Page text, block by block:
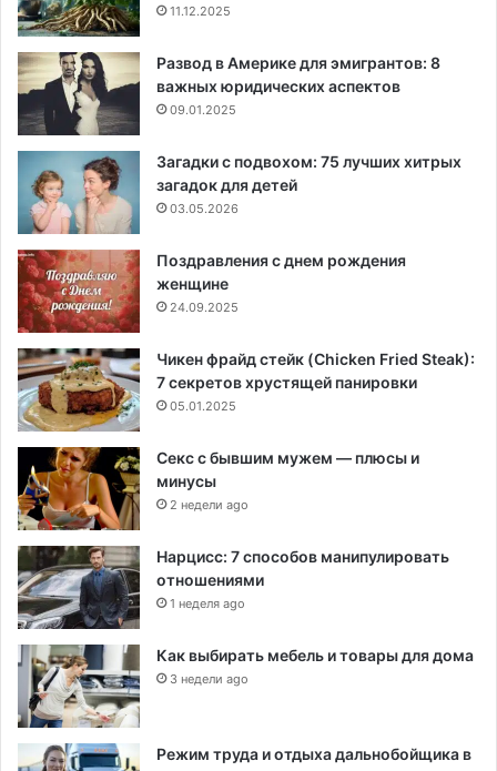
11.12.2025
Развод в Америке для эмигрантов: 8
важных юридических аспектов
09.01.2025
Загадки с подвохом: 75 лучших хитрых
загадок для детей
03.05.2026
Поздравления с днем рождения
женщине
24.09.2025
Чикен фрайд стейк (Chicken Fried Steak):
7 секретов хрустящей панировки
05.01.2025
Секс с бывшим мужем — плюсы и
минусы
2 недели ago
Нарцисс: 7 способов манипулировать
отношениями
1 неделя ago
Как выбирать мебель и товары для дома
3 недели ago
Режим труда и отдыха дальнобойщика в